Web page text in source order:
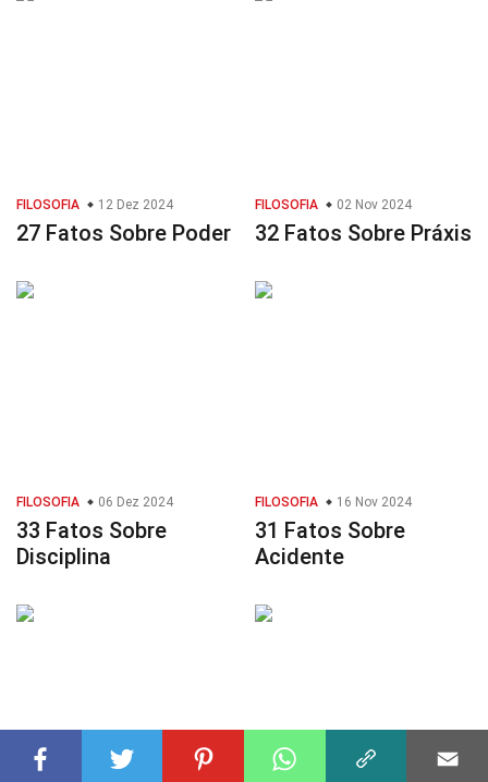
FILOSOFIA 12 Dez 2024
27 Fatos Sobre Poder
FILOSOFIA 02 Nov 2024
32 Fatos Sobre Práxis
FILOSOFIA 06 Dez 2024
33 Fatos Sobre
Disciplina
FILOSOFIA 16 Nov 2024
31 Fatos Sobre
Acidente